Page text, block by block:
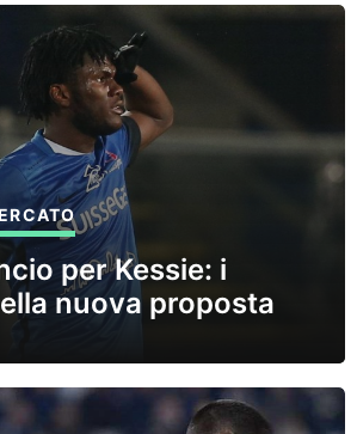
per Kessie: i
nuova proposta